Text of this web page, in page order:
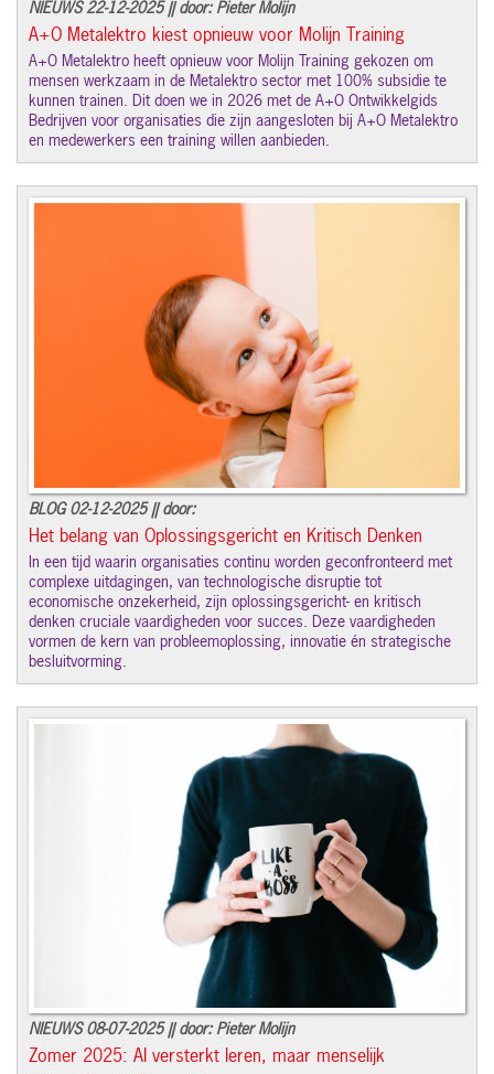
NIEUWS 22-12-2025 || door: Pieter Molijn
A+O Metalektro kiest opnieuw voor Molijn Training
A+O Metalektro heeft opnieuw voor Molijn Training gekozen om
mensen werkzaam in de Metalektro sector met 100% subsidie te
kunnen trainen. Dit doen we in 2026 met de A+O Ontwikkelgids
Bedrijven voor organisaties die zijn aangesloten bij A+O Metalektro
en medewerkers een training willen aanbieden.
BLOG 02-12-2025 || door:
Het belang van Oplossingsgericht en Kritisch Denken
In een tijd waarin organisaties continu worden geconfronteerd met
complexe uitdagingen, van technologische disruptie tot
economische onzekerheid, zijn oplossingsgericht- en kritisch
denken cruciale vaardigheden voor succes. Deze vaardigheden
vormen de kern van probleemoplossing, innovatie én strategische
besluitvorming.
NIEUWS 08-07-2025 || door: Pieter Molijn
Zomer 2025: AI versterkt leren, maar menselijk